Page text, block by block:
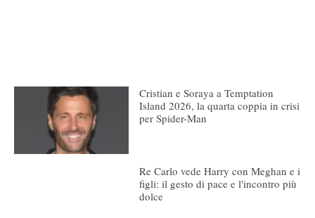
Cristian e Soraya a Temptation
Island 2026, la quarta coppia in crisi
per Spider-Man
Re Carlo vede Harry con Meghan e i
figli: il gesto di pace e l'incontro più
dolce